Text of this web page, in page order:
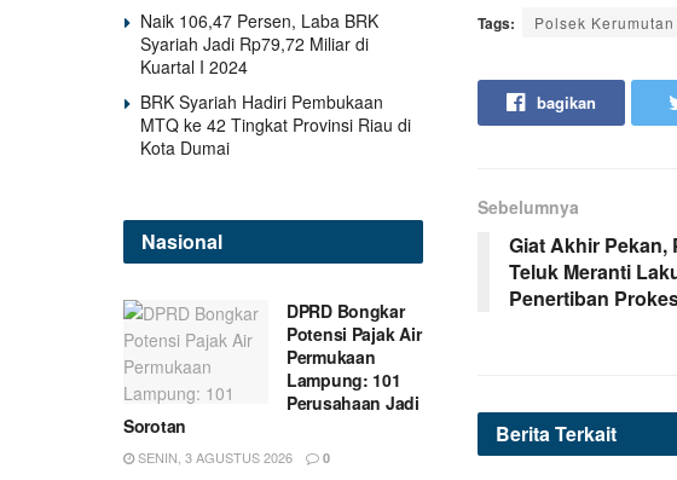
Tags: Polsek Kerumutan
bagikan
Sebelumnya
Giat Akhir Pekan,
Teluk Meranti
Penertiban
BeritaTerkait
Naik 106,47 Persen, Laba BRK
Syariah Jadi Rp79,72 Miliar di
Kuartal I 2024
BRK Syariah Hadiri Pembukaan
MTQ ke 42 Tingkat Provinsi Riau di
Kota Dumai
Nasional
DPRD Bongkar
Potensi Pajak Air
Permukaan
Lampung: 101
Perusahaan Jadi
Sorotan
SENIN, 3 AGUSTUS 2026 0